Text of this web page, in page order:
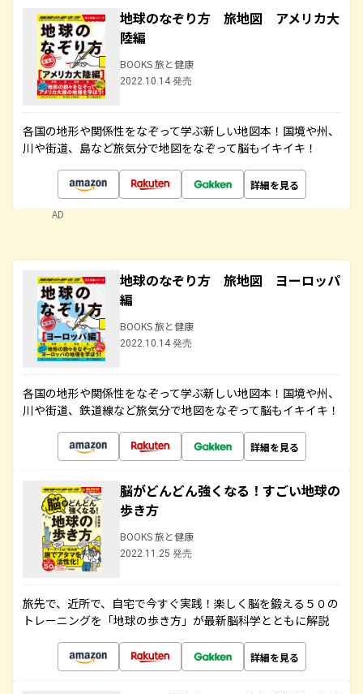
地球のなぞり方 旅地図 アメリカ大
陸編
BOOKS 旅と健康
2022.10.14 発売
各国の地形や関係性をなぞって学ぶ新しい地図本！国境や州、
川や街道、島など旅気分で地図をなぞって脳もイキイキ！
詳細を見る
AD
地球のなぞり方 旅地図 ヨーロッパ
編
BOOKS 旅と健康
2022.10.14 発売
各国の地形や関係性をなぞって学ぶ新しい地図本！国境や州、
川や街道、鉄道線など旅気分で地図をなぞって脳もイキイキ！
詳細を見る
脳がどんどん強くなる！すごい地球の
歩き方
BOOKS 旅と健康
2022.11.25 発売
旅先で、近所で、自宅で今すぐ実践！楽しく脳を鍛える５０の
トレーニングを「地球の歩き方」が最新脳科学とともに解説
詳細を見る